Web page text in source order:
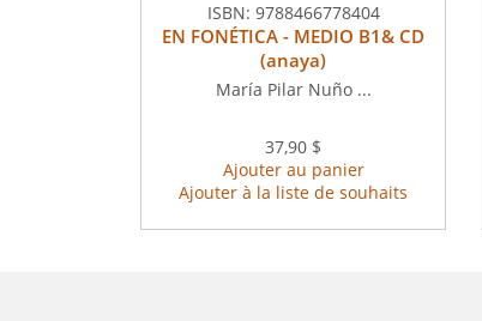
ISBN: 9788466778404
EN FONÉTICA - MEDIO B1& CD
(anaya)
María Pilar Nuño ...
37,90 $
Ajouter au panier
Ajouter à la liste de souhaits